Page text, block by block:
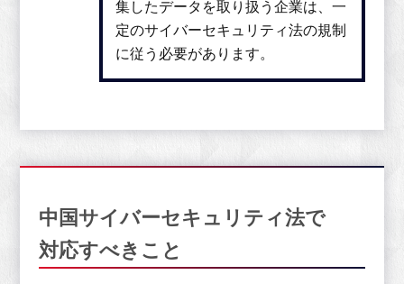
集したデータを取り扱う企業は、一
定のサイバーセキュリティ法の規制
に従う必要があります。
中国サイバーセキュリティ法で
対応すべきこと